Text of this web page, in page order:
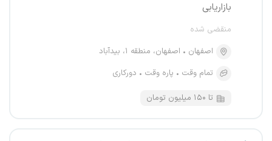
بازاریابی
منقضی شده
اصفهان
اصفهان، منطقه ۱، بیدآباد
تمام وقت
پاره وقت دورکاری
تا ۱۵۰ میلیون تومان